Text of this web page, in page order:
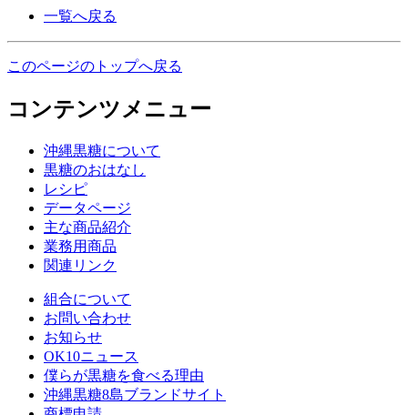
一覧へ戻る
このページのトップへ戻る
コンテンツメニュー
沖縄黒糖について
黒糖のおはなし
レシピ
データページ
主な商品紹介
業務用商品
関連リンク
組合について
お問い合わせ
お知らせ
OK10ニュース
僕らが黒糖を食べる理由
沖縄黒糖8島ブランドサイト